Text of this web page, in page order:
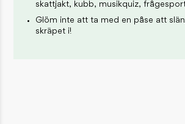
skattjakt, kubb, musikquiz,
Glöm inte att ta med en påse att
skräpet i!